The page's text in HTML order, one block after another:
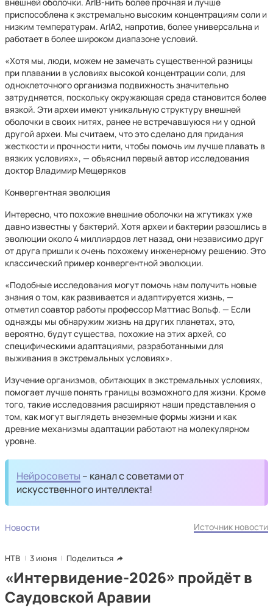
приспособлена к экстремально высоким концентрациям соли и
низким температурам. ArlA2, напротив, более универсальна и
работает в более широком диапазоне условий.
«Хотя мы, люди, можем не замечать существенной разницы
при плавании в условиях высокой концентрации соли, для
одноклеточного организма подвижность значительно
затрудняется, поскольку окружающая среда становится более
вязкой. Эти археи имеют уникальную структуру внешней
оболочки в своих нитях, ранее не встречавшуюся ни у одной
другой археи. Мы считаем, что это сделано для придания
жесткости и прочности нити, чтобы помочь им лучше плавать в
вязких условиях», — объяснил первый автор исследования
доктор Владимир Мещеряков
Конвергентная эволюция
Интересно, что похожие внешние оболочки на жгутиках уже
давно известны у бактерий. Хотя археи и бактерии разошлись в
эволюции около 4 миллиардов лет назад, они независимо друг
от друга пришли к очень похожему инженерному решению. Это
классический пример конвергентной эволюции.
«Подобные исследования могут помочь нам получить новые
знания о том, как развивается и адаптируется жизнь, —
отметил соавтор работы профессор Маттиас Вольф. — Если
однажды мы обнаружим жизнь на других планетах, это,
вероятно, будут существа, похожие на этих архей, со
специфическими адаптациями, разработанными для
выживания в экстремальных условиях».
Изучение организмов, обитающих в экстремальных условиях,
помогает лучше понять границы возможного для жизни. Кроме
того, такие исследования расширяют наши представления о
том, как могут выглядеть внеземные формы жизни и как
древние механизмы адаптации работают на молекулярном
уровне.
Нейросоветы – канал с советами от
искусственного интеллекта!
Новости Источник новости
НТВ 3 июня Поделиться
«Интервидение-2026» пройдёт в
Саудовской Аравии